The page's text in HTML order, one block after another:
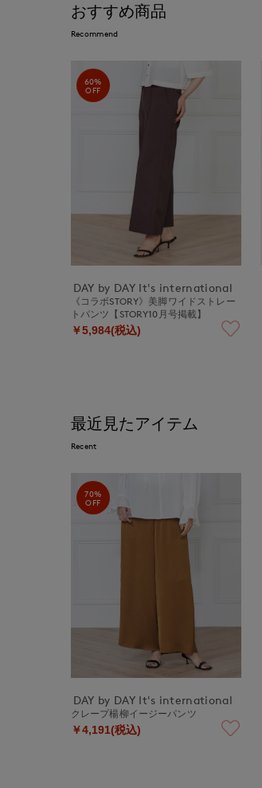
おすすめ商品
Recommend
60%
OFF
DAY by DAY It's international
《コラボSTORY》美脚ワイドストレー
トパンツ【STORY10月号掲載】
￥5,984(税込)
最近見たアイテム
Recent
70%
OFF
DAY by DAY It's international
クレープ楊柳イージーパンツ
￥4,191(税込)